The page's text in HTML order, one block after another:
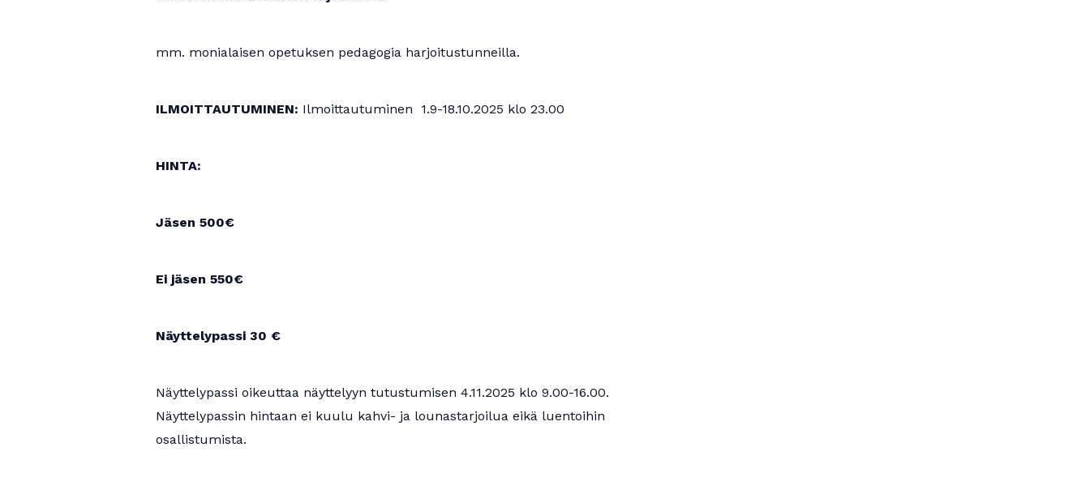
mm. monialaisen opetuksen pedagogia harjoitustunneilla.
ILMOITTAUTUMINEN: Ilmoittautuminen 1.9-18.10.2025 klo 23.00
HINTA:
Jäsen 500€
Ei jäsen 550€
Näyttelypassi 30 €
Näyttelypassi oikeuttaa näyttelyyn tutustumisen 4.11.2025 klo 9.00-16.00.
Näyttelypassin hintaan ei kuulu kahvi- ja lounastarjoilua eikä luentoihin
osallistumista.